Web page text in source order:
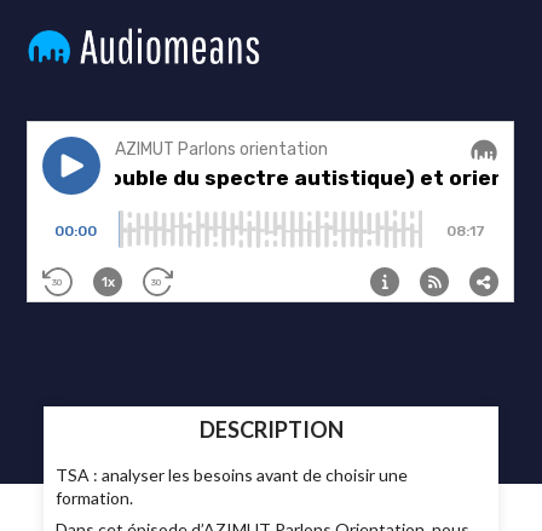
DESCRIPTION
TSA : analyser les besoins avant de choisir une
formation.